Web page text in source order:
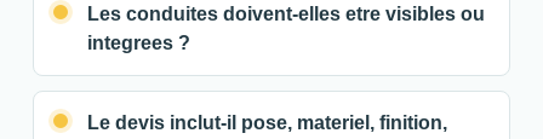
Les conduites doivent-elles etre visibles ou
integrees ?
Le devis inclut-il pose, materiel, finition,